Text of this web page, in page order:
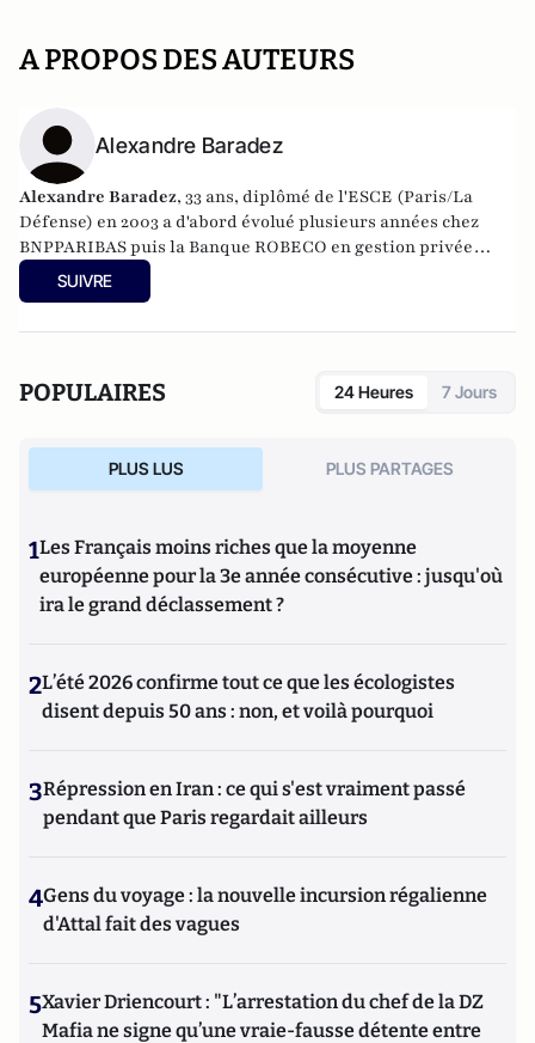
A PROPOS DES AUTEURS
Alexandre Baradez
Alexandre Baradez, 33 ans, diplômé de l'ESCE (Paris/La
Défense) en 2003 a d'abord évolué plusieurs années chez
BNPPARIBAS puis la Banque ROBECO en gestion privée
avant de rejoindre SAXO BANQUE en 2009 en tant que Sales
Trader. Son expérience des marchés financiers et plus
des analyses sur les marchés financiers, tendances, risques
conférences dédiées aux investisseurs. En novembre 2013, il
rejoint le groupe IG, leader mondial des CFD, côté à Londres
au FTSE 250, en tant que Chief Market Analyst.
SUIVRE
POPULAIRES 24 Heures 7 Jours
PLUS LUS PLUS PARTAGES
1Les Français moins riches que la moyenne
européenne pour la 3e année consécutive : jusqu'où
ira le grand déclassement ?
2L’été 2026 confirme tout ce que les écologistes
disent depuis 50 ans : non, et voilà pourquoi
3Répression en Iran : ce qui s'est vraiment passé
pendant que Paris regardait ailleurs
4Gens du voyage : la nouvelle incursion régalienne
d'Attal fait des vagues
5Xavier Driencourt : "L’arrestation du chef de la DZ
Mafia ne signe qu’une vraie-fausse détente entre